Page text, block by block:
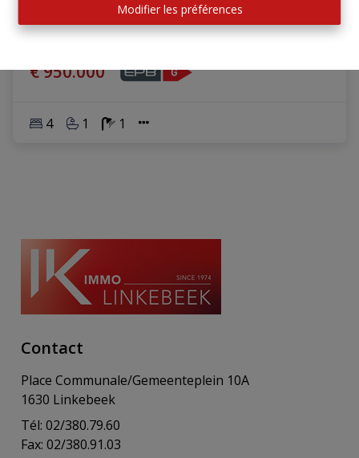
Modifier les préférences
Chaussée de Saint-Job 519 A, 1180 Uccle|
Ref: 2754
€ 950.000
4 1 1
Contact
Place Communale/Gemeenteplein 10A
1630 Linkebeek
Tél: 02/380.79.60
Fax: 02/380.91.03